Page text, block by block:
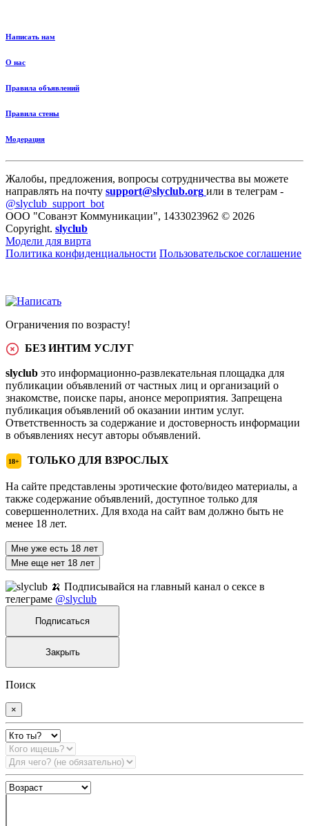
Написать нам
О нас
Правила объявлений
Правила стены
Модерация
Жалобы, предложения, вопросы сотрудничества вы можете
направлять на почту support@slyclub.org или в телеграм -
@slyclub_support_bot
ООО "Сованэт Коммуникации", 1433023962 © 2026
Copyright. slyclub
Модели для вирта
Политика конфиденциальности Пользовательское соглашение
Ограничения по возрасту!
БЕЗ ИНТИМ УСЛУГ
slyclub это информационно-развлекательная площадка для
публикации объявлений от частных лиц и организаций о
знакомстве, поиске пары, анонсе мероприятия. Запрещена
публикация объявлений об оказании интим услуг.
Ответственность за содержание и достоверность информации
в объявлениях несут авторы объявлений.
18+ ТОЛЬКО ДЛЯ ВЗРОСЛЫХ
На сайте представлены эротические фото/видео материалы, а
также содержание объявлений, доступное только для
совершеннолетних. Для входа на сайт вам должно быть не
менее 18 лет.
Мне уже есть 18 лет
Мне еще нет 18 лет
🍌 Подписывайся на главный канал о сексе в
телеграме @slyclub
Подписаться
Закрыть
Поиск
×